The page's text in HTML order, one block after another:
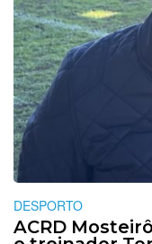
DESPORTO
ACRD